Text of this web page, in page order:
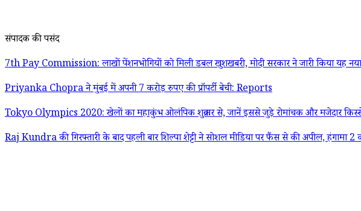
संपादक की पसंद
7th Pay Commission: लाखों पेंशनभोगियों को मिली डबल खुशखबरी, मोदी सरकार ने जारी किया यह
Priyanka Chopra ने मुंबई में अपनी 7 करोड़ रुपए की प्रॉपर्टी बेची: Reports
Tokyo Olympics 2020: खेलों का महाकुंभ ओलंपिक शुक्रवार से, जानें इससे जुड़े रोमांचक और मजेदार
Raj Kundra की गिरफ्तारी के बाद पहली बार शिल्पा शेट्टी ने सोशल मीडिया पर फैंस से की अपील, हंगामा